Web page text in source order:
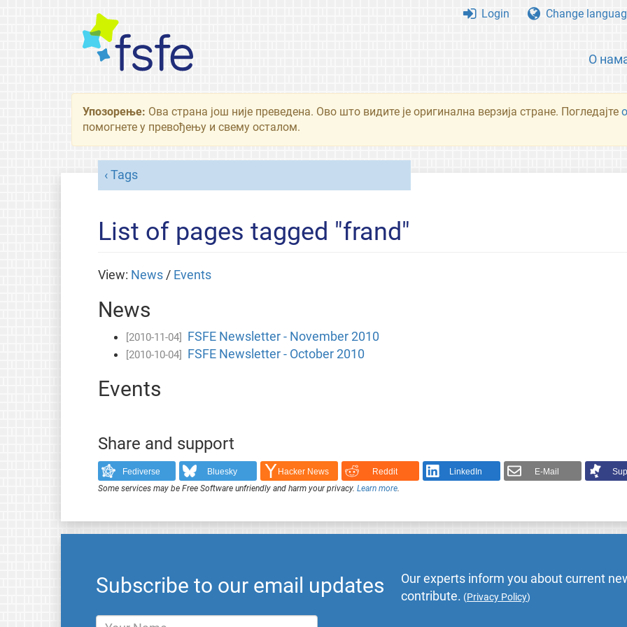
О
Login Change
Упозорење: Ова страна још није преведена. Ово што видите је оригинална верзија стране. Погледајте
помогнете у превођењу и свему осталом.
Tags
List of pages tagged "frand"
View: News/ Events
News
[2010-11-04] FSFE Newsletter - November 2010
[2010-10-04] FSFE Newsletter - October 2010
Events
Share and support
Fediverse Bluesky Hacker News Reddit LinkedIn E-Mail
Some services may be Free Software unfriendly and harm your privacy. Learn more.
Subscribe to our email updates
Our experts inform you about current
contribute. (Privacy Policy)